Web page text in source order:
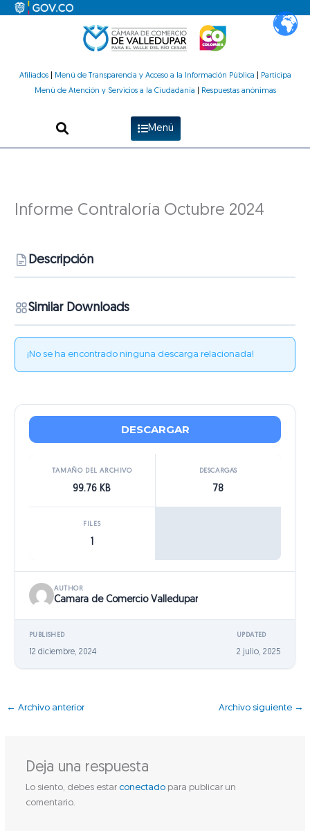
Afiliados| Menú de Transparencia y Acceso a la Información Pública
Participa
Menú de Atención y Servicios a la Ciudadanía
Respuestas anónimas
Menú
Informe Contraloría Octubre 2024
Descripción
Similar Downloads
¡No se ha encontrado ninguna descarga relacionada!
DESCARGAR
TAMAÑO DEL ARCHIVO
99.76 KB
DESCARGAS
78
FILES
AUTHOR
Camara de Comercio Valledupar
PUBLISHED
12 diciembre, 2024
UPDATED
2 julio, 2025
← Archivo anterior Archivo siguiente →
Deja una respuesta
Lo siento, debes estar conectadopara publicar un
comentario.